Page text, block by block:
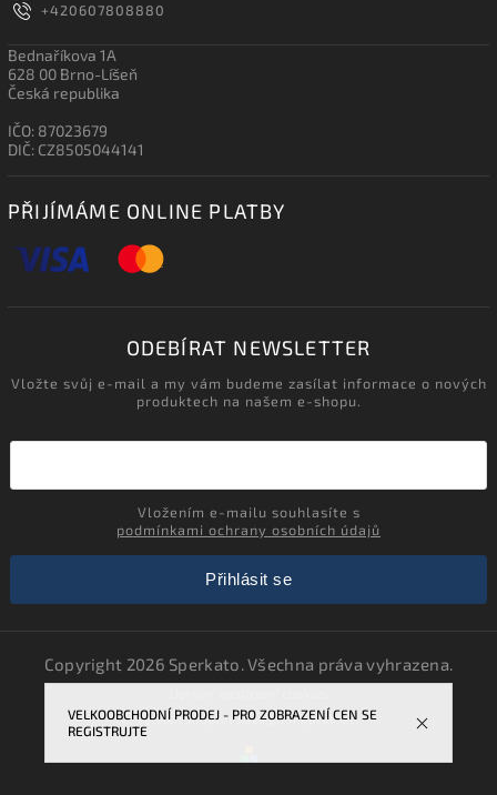
VELKOOBCHODNÍ PRODEJ - PRO ZOBRAZENÍ CEN SE
REGISTRUJTE
+420607808880
Bednaříkova 1A
628 00 Brno-Líšeň
Česká republika
IČO: 87023679
DIČ: CZ8505044141
PŘIJÍMÁME ONLINE PLATBY
ODEBÍRAT NEWSLETTER
Vložte svůj e-mail a my vám budeme zasílat informace o nových
produktech na našem e-shopu.
podmínkami ochrany osobních údajů
Přihlásit se
Copyright 2026 Sperkato. Všechna práva vyhrazena.
VytvořilShoptet| DesignShoptak.cz.